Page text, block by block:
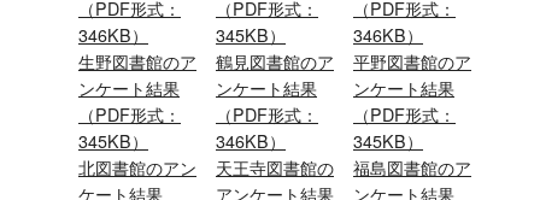
（PDF形式：
346KB）
生野図書館のア
ンケート結果
（PDF形式：
345KB）
北図書館のアン
ケート結果
（PDF形式：
345KB）
鶴見図書館のア
ンケート結果
（PDF形式：
346KB）
天王寺図書館の
アンケート結果
（PDF形式：
346KB）
平野図書館のア
ンケート結果
（PDF形式：
345KB）
福島図書館のア
ンケート結果